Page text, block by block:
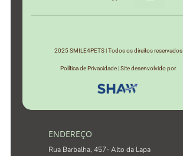
2025 SMILE4PETS | Todos os direitos reservados
Política de Privacidade | Site desenvolvido por
ENDEREÇO
Rua Barbalha, 457- Alto da Lapa